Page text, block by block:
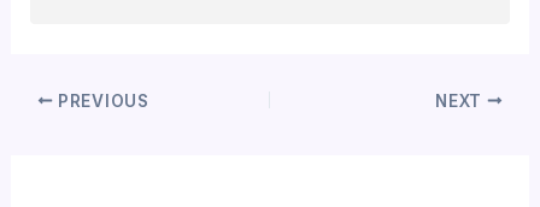
PREVIOUS NEXT